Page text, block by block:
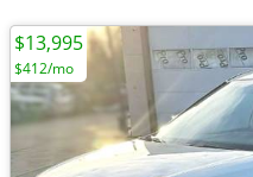
$13,995
$412/mo